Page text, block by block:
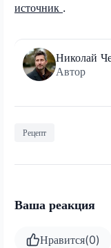
источник .
Николай
Автор
Рецепт
Ваша реакция
Нравится(0)